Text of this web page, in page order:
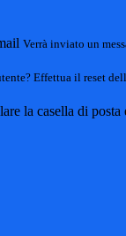
Verrà inviato un
Effettua il reset
la casella di posta